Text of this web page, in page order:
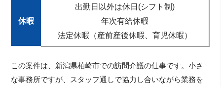
休暇
出勤日以外は休日(シフト制)
年次有給休暇
法定休暇（産前産後休暇、育児休暇）
この案件は、新潟県柏崎市での訪問介護の仕事です。小さ
な事務所ですが、スタッフ通しで協力し合いながら業務を